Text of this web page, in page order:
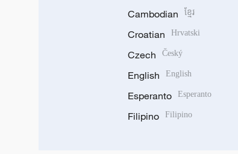
Cambodian ខ្មែរ
Croatian Hrvatski
Czech Český
English English
Esperanto Esperanto
Filipino Filipino